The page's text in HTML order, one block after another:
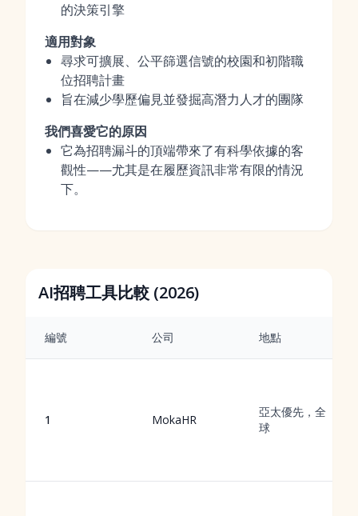
的決策引擎
適用對象
尋求可擴展、公平篩選信號的校園和初階職
位招聘計畫
旨在減少學歷偏見並發掘高潛力人才的團隊
我們喜愛它的原因
它為招聘漏斗的頂端帶來了有科學依據的客
觀性——尤其是在履歷資訊非常有限的情況
下。
AI招聘工具比較 (2026)
編號 公司 地點
1 MokaHR
亞太優先，全
球